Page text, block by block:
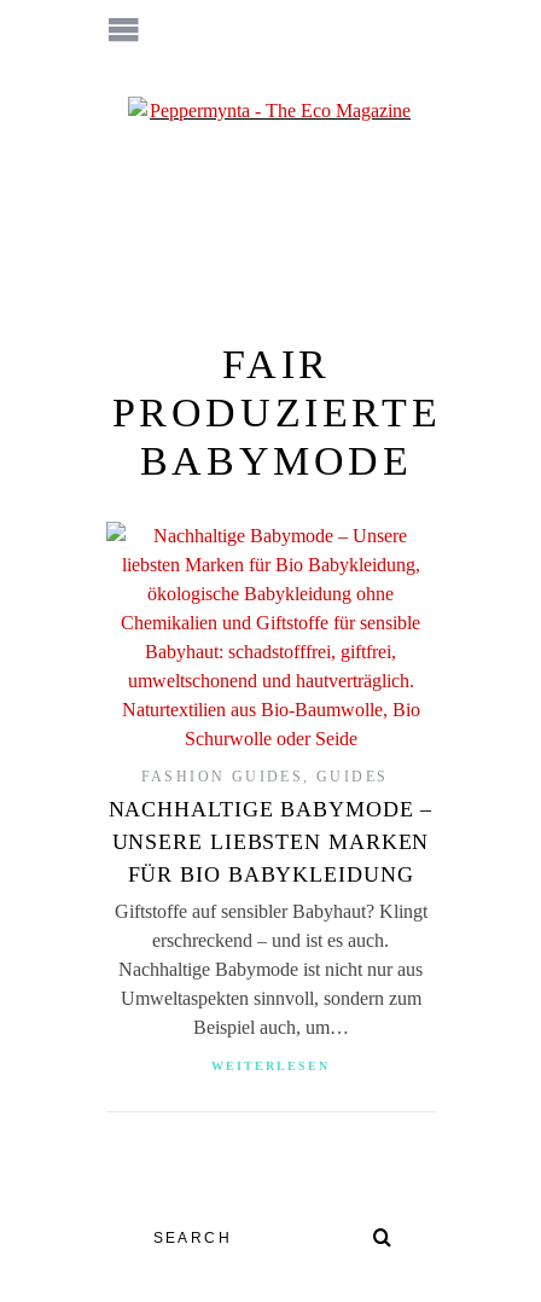
FAIR
PRODUZIERTE
BABYMODE
FASHION GUIDES , GUIDES
NACHHALTIGE BABYMODE –
UNSERE LIEBSTEN MARKEN
FÜR BIO BABYKLEIDUNG
Giftstoffe auf sensibler Babyhaut? Klingt
erschreckend – und ist es auch.
Nachhaltige Babymode ist nicht nur aus
Umweltaspekten sinnvoll, sondern zum
Beispiel auch, um…
WEITERLESEN